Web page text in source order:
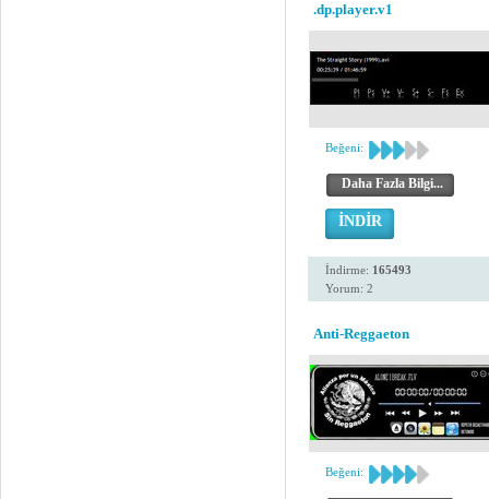
.dp.player.v1
Beğeni:
Daha Fazla Bilgi...
İNDİR
İndirme: 165493
Yorum: 2
Anti-Reggaeton
Beğeni: